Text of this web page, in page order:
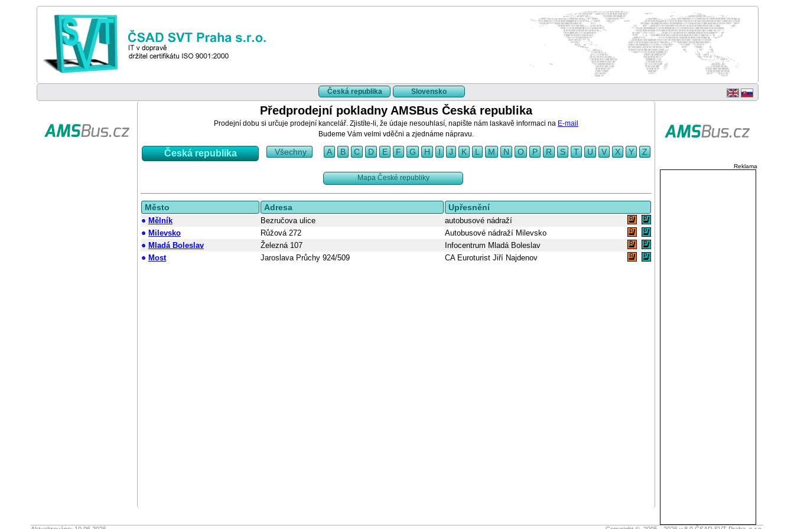
Česká republika Slovensko
Předprodejní pokladny AMSBus Česká republika
Prodejní dobu si určuje prodejní kancelář. Zjistíte-li, že údaje nesouhlasí, napište nám laskavě informaci na E-mail
Budeme Vám velmi vděčni a zjednáme nápravu.
Česká republika Všechny A B C D E F G H I J K L M N O P R S T U V X Y Z
Mapa České republiky
Město Adresa Upřesnění
Mělník Bezručova ulice
autobusové nádraží
Milevsko
Růžová 272
Autobusové nádraží Milevsko
Mladá Boleslav
Železná 107
Infocentrum Mladá Boleslav
Most
Jaroslava Průchy 924/509 CA Euroturist Jiří Najdenov
Reklama